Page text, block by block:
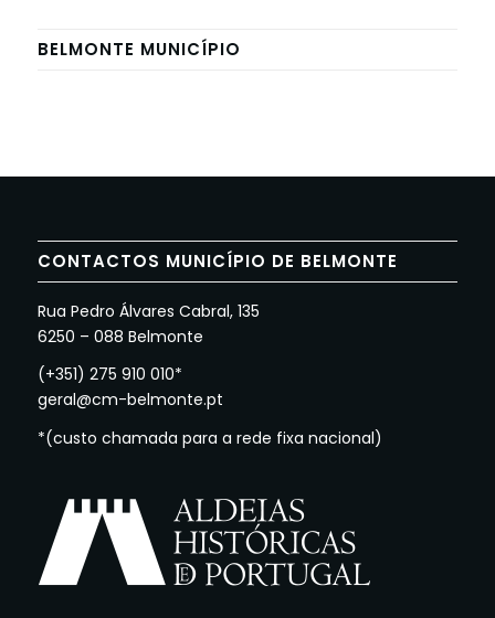
BELMONTE MUNICÍPIO
CONTACTOS MUNICÍPIO DE BELMONTE
Rua Pedro Álvares Cabral, 135
6250 – 088 Belmonte
(+351) 275 910 010*
geral@cm-belmonte.pt
*(custo chamada para a rede fixa nacional)